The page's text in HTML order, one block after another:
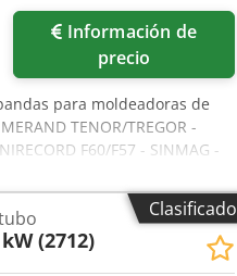
precio
para moldeadoras de
TENOR/TREGOR -
F60/F57 - SINMAG -
para una moldeadora,
- Banda de recepción
Clasificado
(2712)